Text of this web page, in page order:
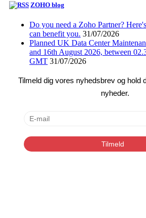
ZOHO blog
Do you need a Zoho Partner?
can benefit you. 31/07/2026
Planned UK Data Center
and 16th August 2026, between
GMT 31/07/2026
Tilmeld dig vores nyhedsbrev og hold
nyheder.